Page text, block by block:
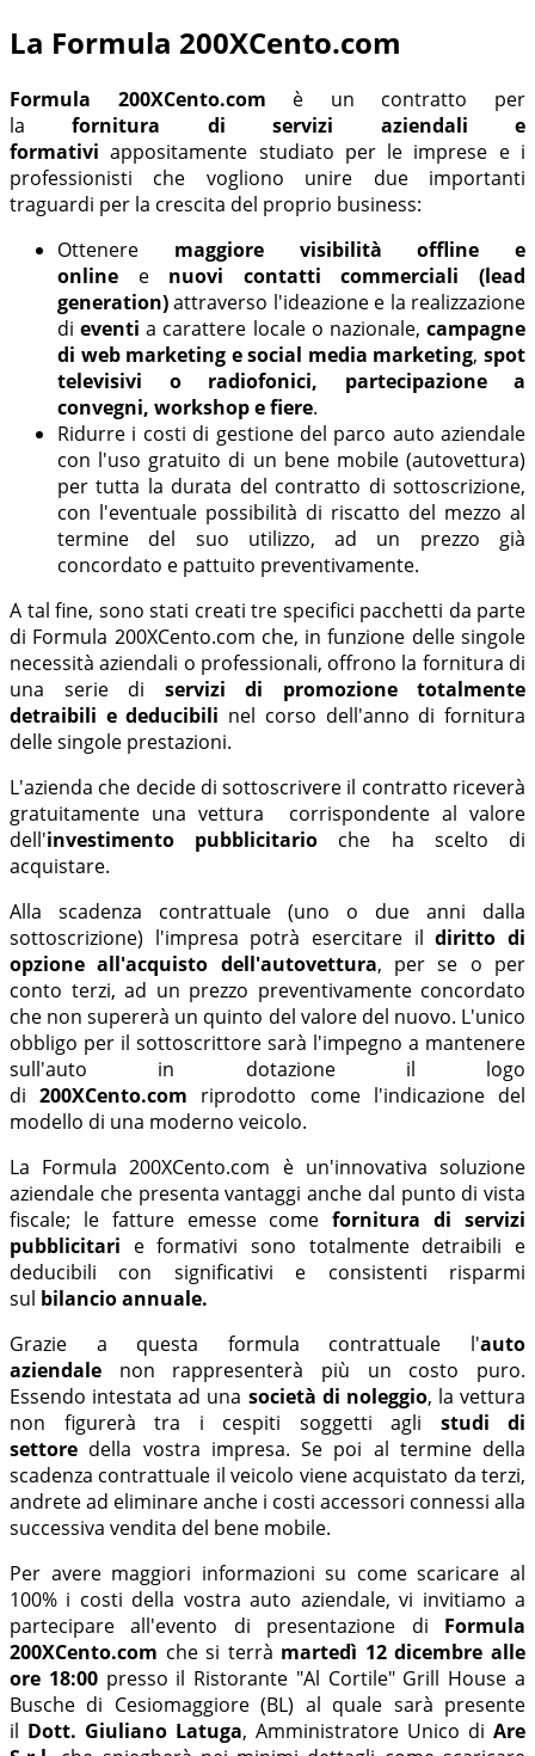
La Formula 200XCento.com
Formula 200XCento.com è un contratto per
lafornitura di servizi aziendali e
formativi appositamente studiato per le imprese e i
professionisti che vogliono unire due importanti
traguardi per la crescita del proprio business:
Ottenere maggiore visibilità offline e
online e nuovi contatti commerciali (lead
generation)attraverso l'ideazione e la realizzazione
dieventi a carattere locale o nazionale,campagne
di web marketing e social media marketing,spot
televisivi o radiofonici,
partecipazione a
convegni, workshop e fiere.
Ridurre i costi di gestione del parco auto aziendale
con l'uso gratuito di un bene mobile (autovettura)
per tutta la durata del contratto di sottoscrizione,
con l'eventuale possibilità di riscatto del mezzo al
termine del suo utilizzo, ad un prezzo già
concordato e pattuito preventivamente.
A tal fine, sono stati creati tre specifici pacchetti da parte
di Formula 200XCento.com che, in funzione delle singole
necessità aziendali o professionali, offrono la fornitura di
una serie di servizi di promozione totalmente
detraibili e deducibili nel corso dell'anno di fornitura
delle singole prestazioni.
L'azienda che decide di sottoscrivere il contratto riceverà
gratuitamente una vettura corrispondente al valore
dell'investimento pubblicitario che ha scelto di
acquistare.
Alla scadenza contrattuale (uno o due anni dalla
sottoscrizione) l'impresa potrà esercitare ildiritto di
opzione all'acquisto dell'autovettura, per se o per
conto terzi, ad un prezzo preventivamente concordato
che non supererà un quinto del valore del nuovo. L'unico
obbligo per il sottoscrittore sarà l'impegno a mantenere
sull'auto in dotazione il logo
di200XCento.com riprodotto come l'indicazione del
modello di una moderno veicolo.
La Formula 200XCento.com è un'innovativa soluzione
aziendale che presenta vantaggi anche dal punto di vista
fiscale; le fatture emesse comefornitura di servizi
pubblicitari e formativi sono totalmente detraibili e
deducibili con significativi e consistenti risparmi
sul bilancio annuale.
Grazie a questa formula contrattuale l'auto
aziendale non rappresenterà più un costo puro.
Essendo intestata ad una società di noleggio, la vettura
non figurerà tra i cespiti soggetti agli studi di
settore della vostra impresa. Se poi al termine della
scadenza contrattuale il veicolo viene acquistato da terzi,
andrete ad eliminare anche i costi accessori connessi alla
successiva vendita del bene mobile.
Per avere maggiori informazioni su come scaricare al
100% i costi della vostra auto aziendale, vi invitiamo a
partecipare all'evento di presentazione di Formula
200XCento.com che si terrà martedì 12 dicembre alle
ore 18:00presso il Ristorante "Al Cortile" Grill House a
Busche di Cesiomaggiore (BL) al quale sarà presente
il Dott. Giuliano Latuga, Amministratore Unico di Are